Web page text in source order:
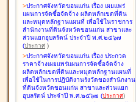
>ประกาศจังหวัดขอนแก่น เรื่อง เผยแพร่
แผนการจัดซื้อจัดจ้าง ผลิตหลักเขตที่ดิน
และหมุดหลักฐานแผนที่ เพื่อใช้ในราชการ
สำนักงานที่ดินจังหวัดขอนแก่น สาขาและ
ส่วนแยกอุบลรัตน์ ประจำปี พ.ศ.๒๕๖๗
(ประกาศ )
>ประกาศจังหวัดขอนแก่น เรื่อง ประกวด
ราคาจ้างเผยแพร่แผนการจัดซื้อจัดจ้าง
ผลิตหลักเขตที่ดินและหมุดหลักฐานแผนที่
เพื่อใช้ในการปฏิบัติงานรังวัดของสำนักงาน
ที่ดินจังหวัดขอนแก่น สาขาและส่วนแยก
อุบลรัตน์ ประจำปี พ.ศ.๒๕๖๗ (ประกาศ)